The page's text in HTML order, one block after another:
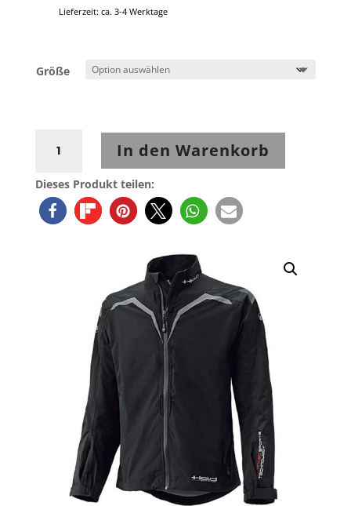
Dieses Produkt teilen:
Lieferzeit: ca. 3-4 Werktage
Größe
Rainblock
Regenjacke
Schwarz-
Weiß
In den Warenkorb